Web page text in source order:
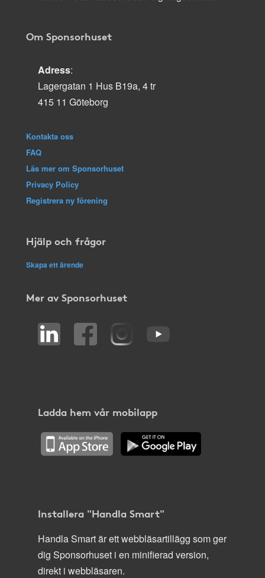
Om Sponsorhuset
Adress:
Lagergatan 1 Hus B19a, 4 tr
415 11 Göteborg
Kontakta oss
FAQ
Läs mer om Sponsorhuset
Privacy Policy
Registrera ny förening
Hjälp och frågor
Skapa ett ärende
Mer av Sponsorhuset
Ladda hem vår mobilapp
Installera "Handla Smart"
Handla Smart är ett webbläsartillägg som ger
dig Sponsorhuset i en minifierad version,
direkt i webbläsaren.